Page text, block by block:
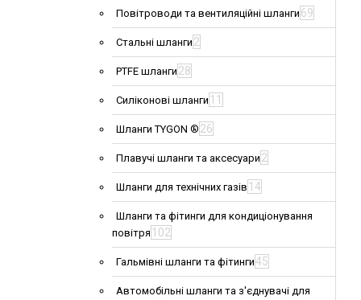
Повітроводи та вентиляційні шланги 69
Стальні шланги 2
PTFE шланги 28
Силіконові шланги 11
Шланги TYGON ® 26
Плавучі шланги та аксесуари 2
Шланги для технічних газів 14
Шланги та фітинги для кондиціонування
повітря 102
Гальмівні шланги та фітинги45
Автомобільні шланги та з'єднувачі для